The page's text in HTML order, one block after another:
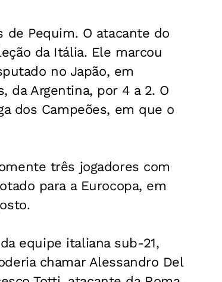
de Pequim. O atacante do
da Itália. Ele marcou
no Japão, em
da Argentina, por 4 a 2. O
dos Campeões, em que o
três jogadores com
para a Eurocopa, em
equipe italiana sub-21,
chamar Alessandro Del